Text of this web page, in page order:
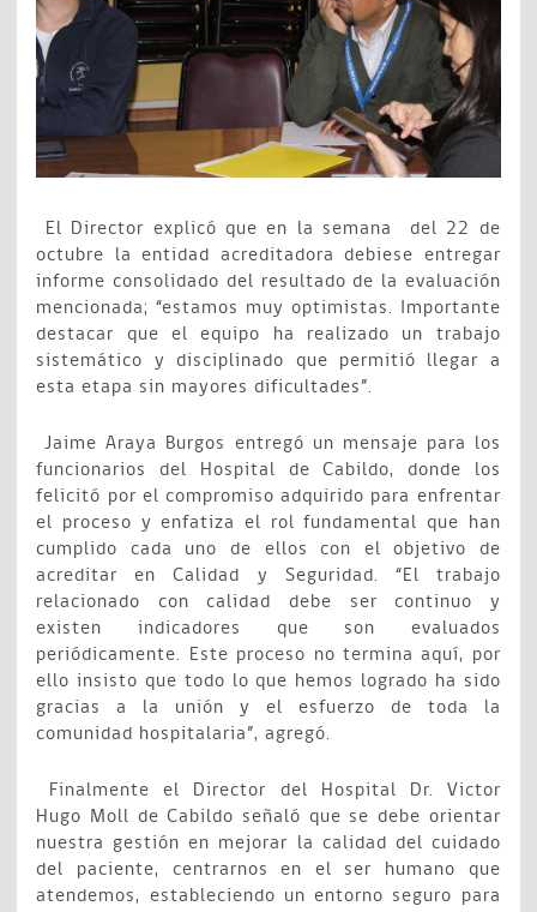
El Director explicó que en la semana del 22 de
octubre la entidad acreditadora debiese entregar
informe consolidado del resultado de la evaluación
mencionada; “estamos muy optimistas. Importante
destacar que el equipo ha realizado un trabajo
sistemático y disciplinado que permitió llegar a
esta etapa sin mayores dificultades”.
Jaime Araya Burgos entregó un mensaje para los
funcionarios del Hospital de Cabildo, donde los
felicitó por el compromiso adquirido para enfrentar
el proceso y enfatiza el rol fundamental que han
cumplido cada uno de ellos con el objetivo de
acreditar en Calidad y Seguridad. “El trabajo
relacionado con calidad debe ser continuo y
existen indicadores que son evaluados
periódicamente. Este proceso no termina aquí, por
ello insisto que todo lo que hemos logrado ha sido
gracias a la unión y el esfuerzo de toda la
comunidad hospitalaria”, agregó.
Finalmente el Director del Hospital Dr. Victor
Hugo Moll de Cabildo señaló que se debe orientar
nuestra gestión en mejorar la calidad del cuidado
del paciente, centrarnos en el ser humano que
atendemos, estableciendo un entorno seguro para